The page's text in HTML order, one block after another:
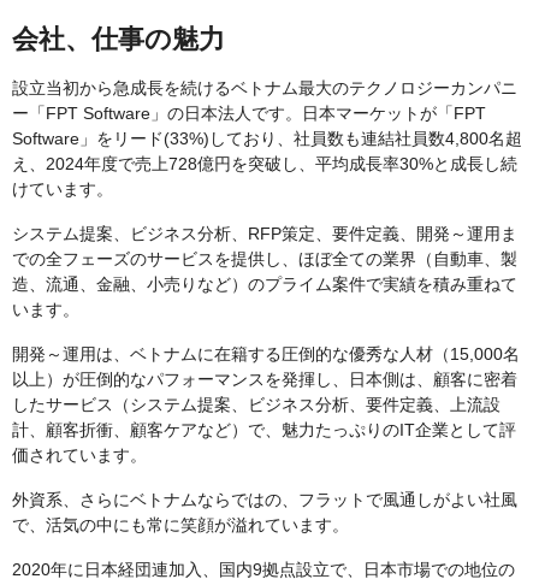
会社、仕事の魅力
設立当初から急成長を続けるベトナム最大のテクノロジーカンパニ
ー「FPT Software」の日本法人です。日本マーケットが「FPT
Software」をリード(33%)しており、社員数も連結社員数4,800名超
え、2024年度で売上728億円を突破し、平均成長率30%と成長し続
けています。
システム提案、ビジネス分析、RFP策定、要件定義、開発～運用ま
での全フェーズのサービスを提供し、ほぼ全ての業界（自動車、製
造、流通、金融、小売りなど）のプライム案件で実績を積み重ねて
います。
開発～運用は、ベトナムに在籍する圧倒的な優秀な人材（15,000名
以上）が圧倒的なパフォーマンスを発揮し、日本側は、顧客に密着
したサービス（システム提案、ビジネス分析、要件定義、上流設
計、顧客折衝、顧客ケアなど）で、魅力たっぷりのIT企業として評
価されています。
外資系、さらにベトナムならではの、フラットで風通しがよい社風
で、活気の中にも常に笑顔が溢れています。
2020年に日本経団連加入、国内9拠点設立で、日本市場での地位の